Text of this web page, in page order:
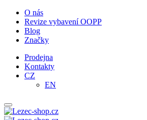
O nás
Revize vybavení OOPP
Blog
Značky
Prodejna
Kontakty
CZ
EN